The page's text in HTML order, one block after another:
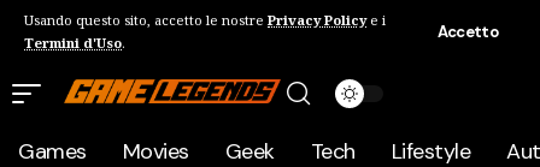
Usando questo sito, accetto le nostre Privacy Policye i
Termini d'Uso.
Accetto
Games Movies Geek Tech Lifestyle